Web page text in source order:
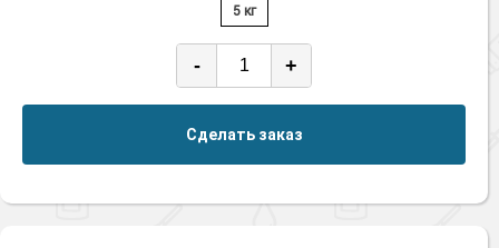
5 кг
- +
Сделать заказ